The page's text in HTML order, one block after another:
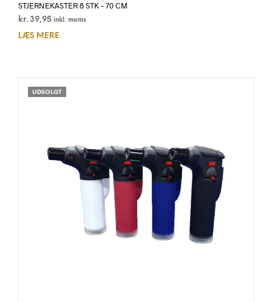
STJERNEKASTER 8 STK – 70 CM
kr. 39,95 inkl. moms
LÆS MERE
UDSOLGT